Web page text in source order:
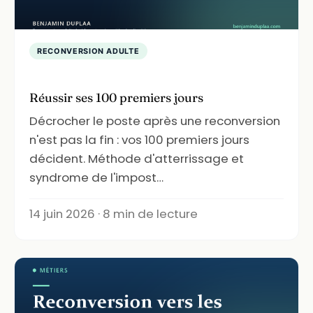
RECONVERSION ADULTE
Réussir ses 100 premiers jours
Décrocher le poste après une reconversion
n'est pas la fin : vos 100 premiers jours
décident. Méthode d'atterrissage et
syndrome de l'impost…
14 juin 2026 · 8 min de lecture